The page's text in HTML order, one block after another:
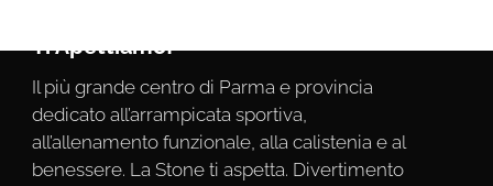
Ti Apettiamo!
Il più grande centro di Parma e provincia
dedicato all’arrampicata sportiva,
all’allenamento funzionale, alla calistenia e al
benessere. La Stone ti aspetta. Divertimento